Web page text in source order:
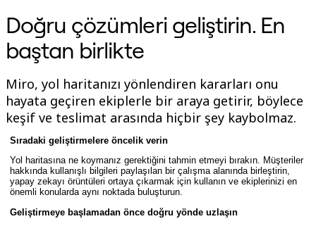
Kanban
Timelines
TalkTrack
Tables
Slides
Senaryolar
Öne Çıkanlar
Yapay Zeka Rehberlerini keşfedin
Genel
Diagramming
Atölyeler
Beyin Fırtınası
Zihin Haritaları
Konsept Haritaları
Doğru çözümleri geliştirin. En
baştan birlikte
Miro, yol haritanızı yönlendiren kararları onu
hayata geçiren ekiplerle bir araya getirir, böylece
keşif ve teslimat arasında hiçbir şey kaybolmaz.
Sıradaki geliştirmelere öncelik verin
Yol haritasına ne koymanız gerektiğini tahmin etmeyi bırakın. Müşteriler
hakkında kullanışlı bilgileri paylaşılan bir çalışma alanında birleştirin,
yapay zekayı örüntüleri ortaya çıkarmak için kullanın ve ekiplerinizi en
önemli konularda aynı noktada buluşturun.
Geliştirmeye başlamadan önce doğru yönde uzlaşın